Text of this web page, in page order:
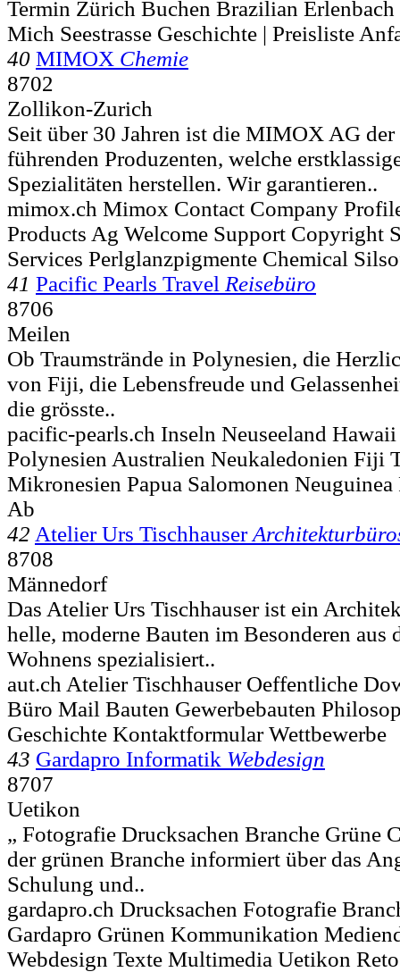
Termin Zürich Buchen Brazilian
Mich Seestrasse Geschichte | Preisliste
40 MIMOX Chemie
8702
Zollikon-Zurich
Seit über 30 Jahren ist die MIMOX AG der
führenden Produzenten, welche
Spezialitäten herstellen. Wir garantieren..
mimox.ch Mimox Contact Company
Products Ag Welcome Support Copyright
Services Perlglanzpigmente Chemical
41 Pacific Pearls Travel Reisebüro
8706
Meilen
Ob Traumstrände in Polynesien, die
von Fiji, die Lebensfreude und
die grösste..
pacific-pearls.ch Inseln Neuseeland
Polynesien Australien Neukaledonien Fiji
Mikronesien Papua Salomonen
Ab
42 Atelier Urs Tischhauser
8708
Männedorf
Das Atelier Urs Tischhauser ist ein
helle, moderne Bauten im Besonderen aus
Wohnens spezialisiert..
aut.ch Atelier Tischhauser Oeffentliche
Büro Mail Bauten Gewerbebauten
Geschichte Kontaktformular Wettbewerbe
43 Gardapro Informatik Webdesign
8707
Uetikon
„ Fotografie Drucksachen Branche Grüne
der grünen Branche informiert über das
Schulung und..
gardapro.ch Drucksachen Fotografie
Gardapro Grünen Kommunikation
Webdesign Texte Multimedia Uetikon